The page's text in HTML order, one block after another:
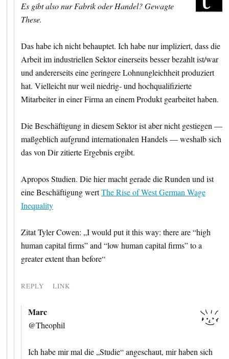
Es gibt also nur Fabrik oder Handel? Gewagte
These.
Das habe ich nicht behauptet. Ich habe nur impliziert, dass die
Arbeit im industriellen Sektor einerseits besser bezahlt ist/war
und andererseits eine geringere Lohnungleichheit produziert
hat. Vielleicht nur weil niedrig- und hochqualifizierte
Mitarbeiter in einer Firma an einem Produkt gearbeitet haben.
Die Beschäftigung in diesem Sektor ist aber nicht gestiegen —
maßgeblich aufgrund internationalen Handels — weshalb sich
das von Dir zitierte Ergebnis ergibt.
Apropos Studien. Die hier macht gerade die Runden und ist
eine Beschäftigung wertThe Rise of West German Wage
Inequality
Zitat Tyler Cowen: „I would put it this way: there are “high
human capital firms” and “low human capital firms” to a
greater extent than before“
REPLY LINK
Marc
@Theophil
Ich habe mir mal die „Studie“ angeschaut, mir haben sich